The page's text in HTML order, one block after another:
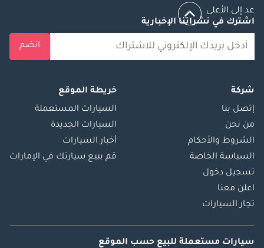
عد إلى الأعلى
اشترك في نشراتنا الإخبارية
انضم
شركة
إتصل بنا
من نحن
الشروط والأحكام
السياسة الخاصة
تسجيل دخول
اعلن معنا
تجار السيارات
خريطة الموقع
السيارات المستعملة
السيارات الجديدة
أخبار السيارات
قم ببيع سيارتك في الإمارات
سيارات مستعملة للبيع حسب الموقع